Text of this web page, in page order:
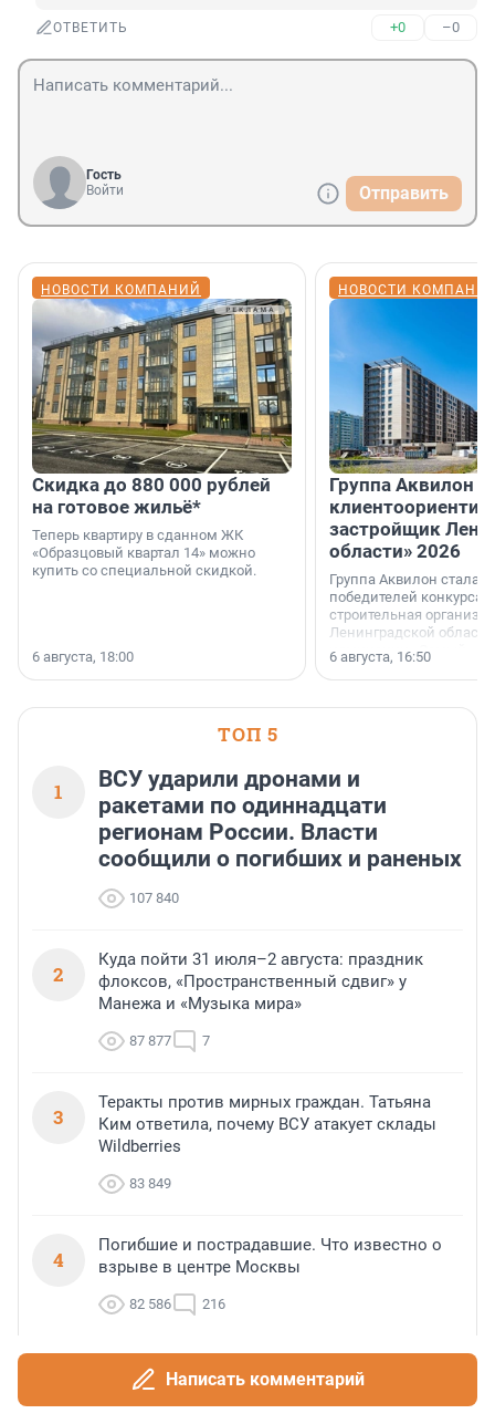
ОТВЕТИТЬ +0 –0
Гость
Войти
Отправить
НОВОСТИ КОМПАНИЙ
Скидка до 880 000 рублей
на готовое жильё*
Теперь квартиру в сданном ЖК
«Образцовый квартал 14» можно
купить со специальной скидкой.
6 августа, 18:00
НОВОСТИ
Группа Аквилон
застройщик
области» 2026
Группа Аквилон стала
победителей конкурса
строительная
Ленинградской области
номинации «Самый
застройщик
области».
6 августа, 16:50
ТОП 5
1
ВСУ ударили дронами и
ракетами по одиннадцати
регионам России. Власти
сообщили о погибших и раненых
107 840
2
Куда пойти 31 июля–2 августа: праздник
флоксов, «Пространственный сдвиг» у
Манежа и «Музыка мира»
87 877 7
3
Теракты против мирных граждан. Татьяна
Ким ответила, почему ВСУ атакует склады
Wildberries
83 849
4
Погибшие и пострадавшие. Что известно о
взрыве в центре Москвы
82 586 216
Галька била в людей, пострадавших грузили
в скорые на лежаках. Что происходило в
Геленджике после атаки БПЛА
Написать комментарий